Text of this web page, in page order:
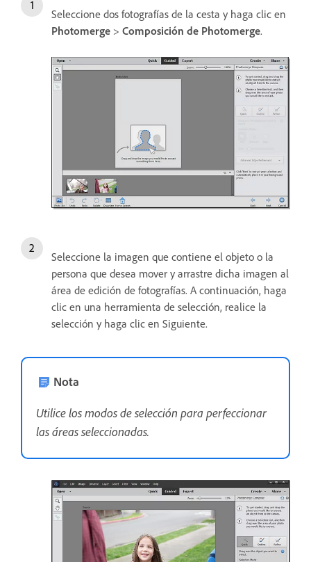
Seleccione dos fotografías de la cesta y haga clic en
Photomerge > Composición de Photomerge.
Seleccione la imagen que contiene el objeto o la
persona que desea mover y arrastre dicha imagen al
área de edición de fotografías. A continuación, haga
clic en una herramienta de selección, realice la
selección y haga clic en Siguiente.
Nota
Utilice los modos de selección para perfeccionar
las áreas seleccionadas.